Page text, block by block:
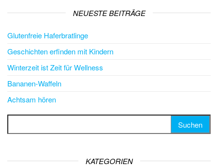
NEUESTE BEITRÄGE
Glutenfreie Haferbratlinge
Geschichten erfinden mit Kindern
Winterzeit ist Zeit für Wellness
Bananen-Waffeln
Achtsam hören
KATEGORIEN